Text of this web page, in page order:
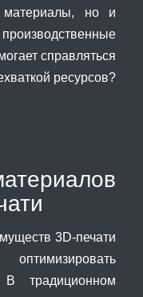
материалы, но и
справляться
ресурсов?
3D-печати
В традиционном